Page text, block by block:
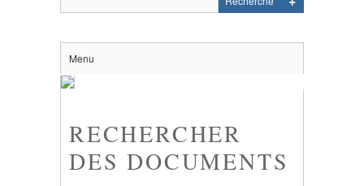
Menu
RECHERCHER
DES DOCUMENTS